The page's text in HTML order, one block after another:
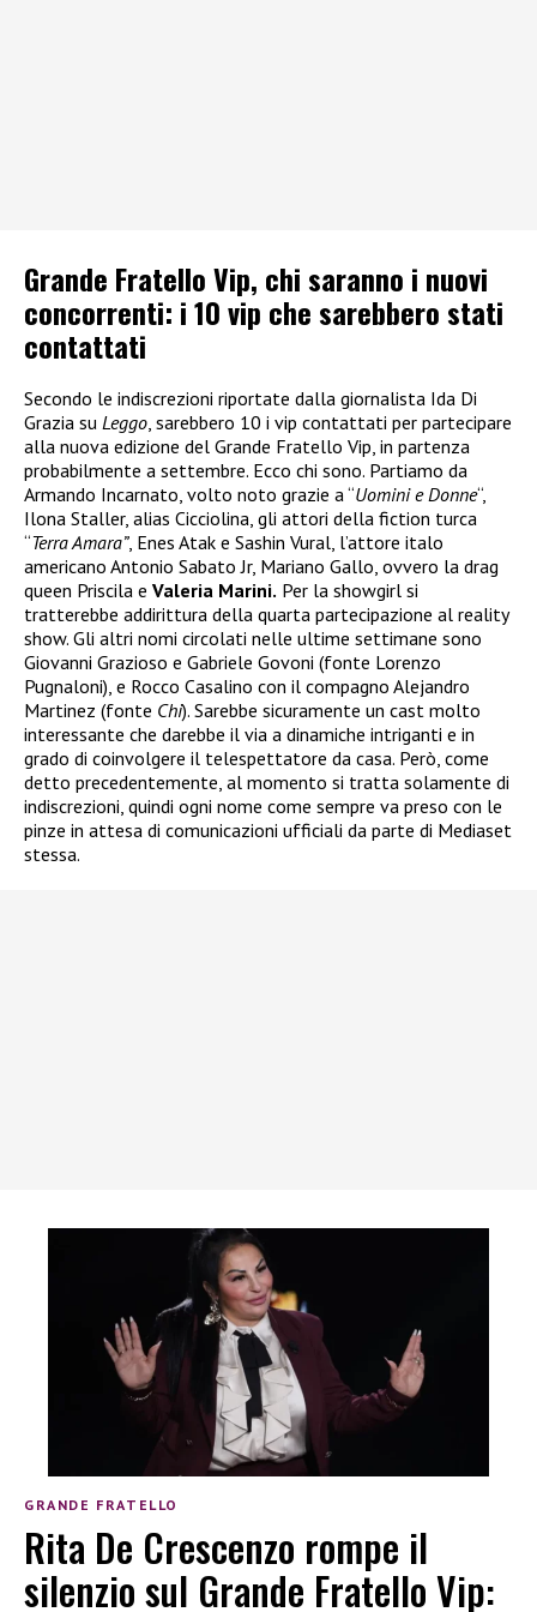
Grande Fratello Vip, chi saranno i nuovi
concorrenti: i 10 vip che sarebbero stati
contattati
Secondo le indiscrezioni riportate dalla giornalista Ida Di
Grazia su Leggo, sarebbero 10 i vip contattati per partecipare
alla nuova edizione del Grande Fratello Vip, in partenza
probabilmente a settembre. Ecco chi sono. Partiamo da
Armando Incarnato, volto noto grazie a “Uomini e Donne“,
Ilona Staller, alias Cicciolina, gli attori della fiction turca
“Terra Amara”, Enes Atak e Sashin Vural, l’attore italo
americano Antonio Sabato Jr, Mariano Gallo, ovvero la drag
queen Priscila e Valeria Marini. Per la showgirl si
tratterebbe addirittura della quarta partecipazione al reality
show. Gli altri nomi circolati nelle ultime settimane sono
Giovanni Grazioso e Gabriele Govoni (fonte Lorenzo
Pugnaloni), e Rocco Casalino con il compagno Alejandro
Martinez (fonte Chi). Sarebbe sicuramente un cast molto
interessante che darebbe il via a dinamiche intriganti e in
grado di coinvolgere il telespettatore da casa. Però, come
detto precedentemente, al momento si tratta solamente di
indiscrezioni, quindi ogni nome come sempre va preso con le
pinze in attesa di comunicazioni ufficiali da parte di Mediaset
stessa.
GRANDE FRATELLO
Rita De Crescenzo rompe il
silenzio sul Grande Fratello Vip: